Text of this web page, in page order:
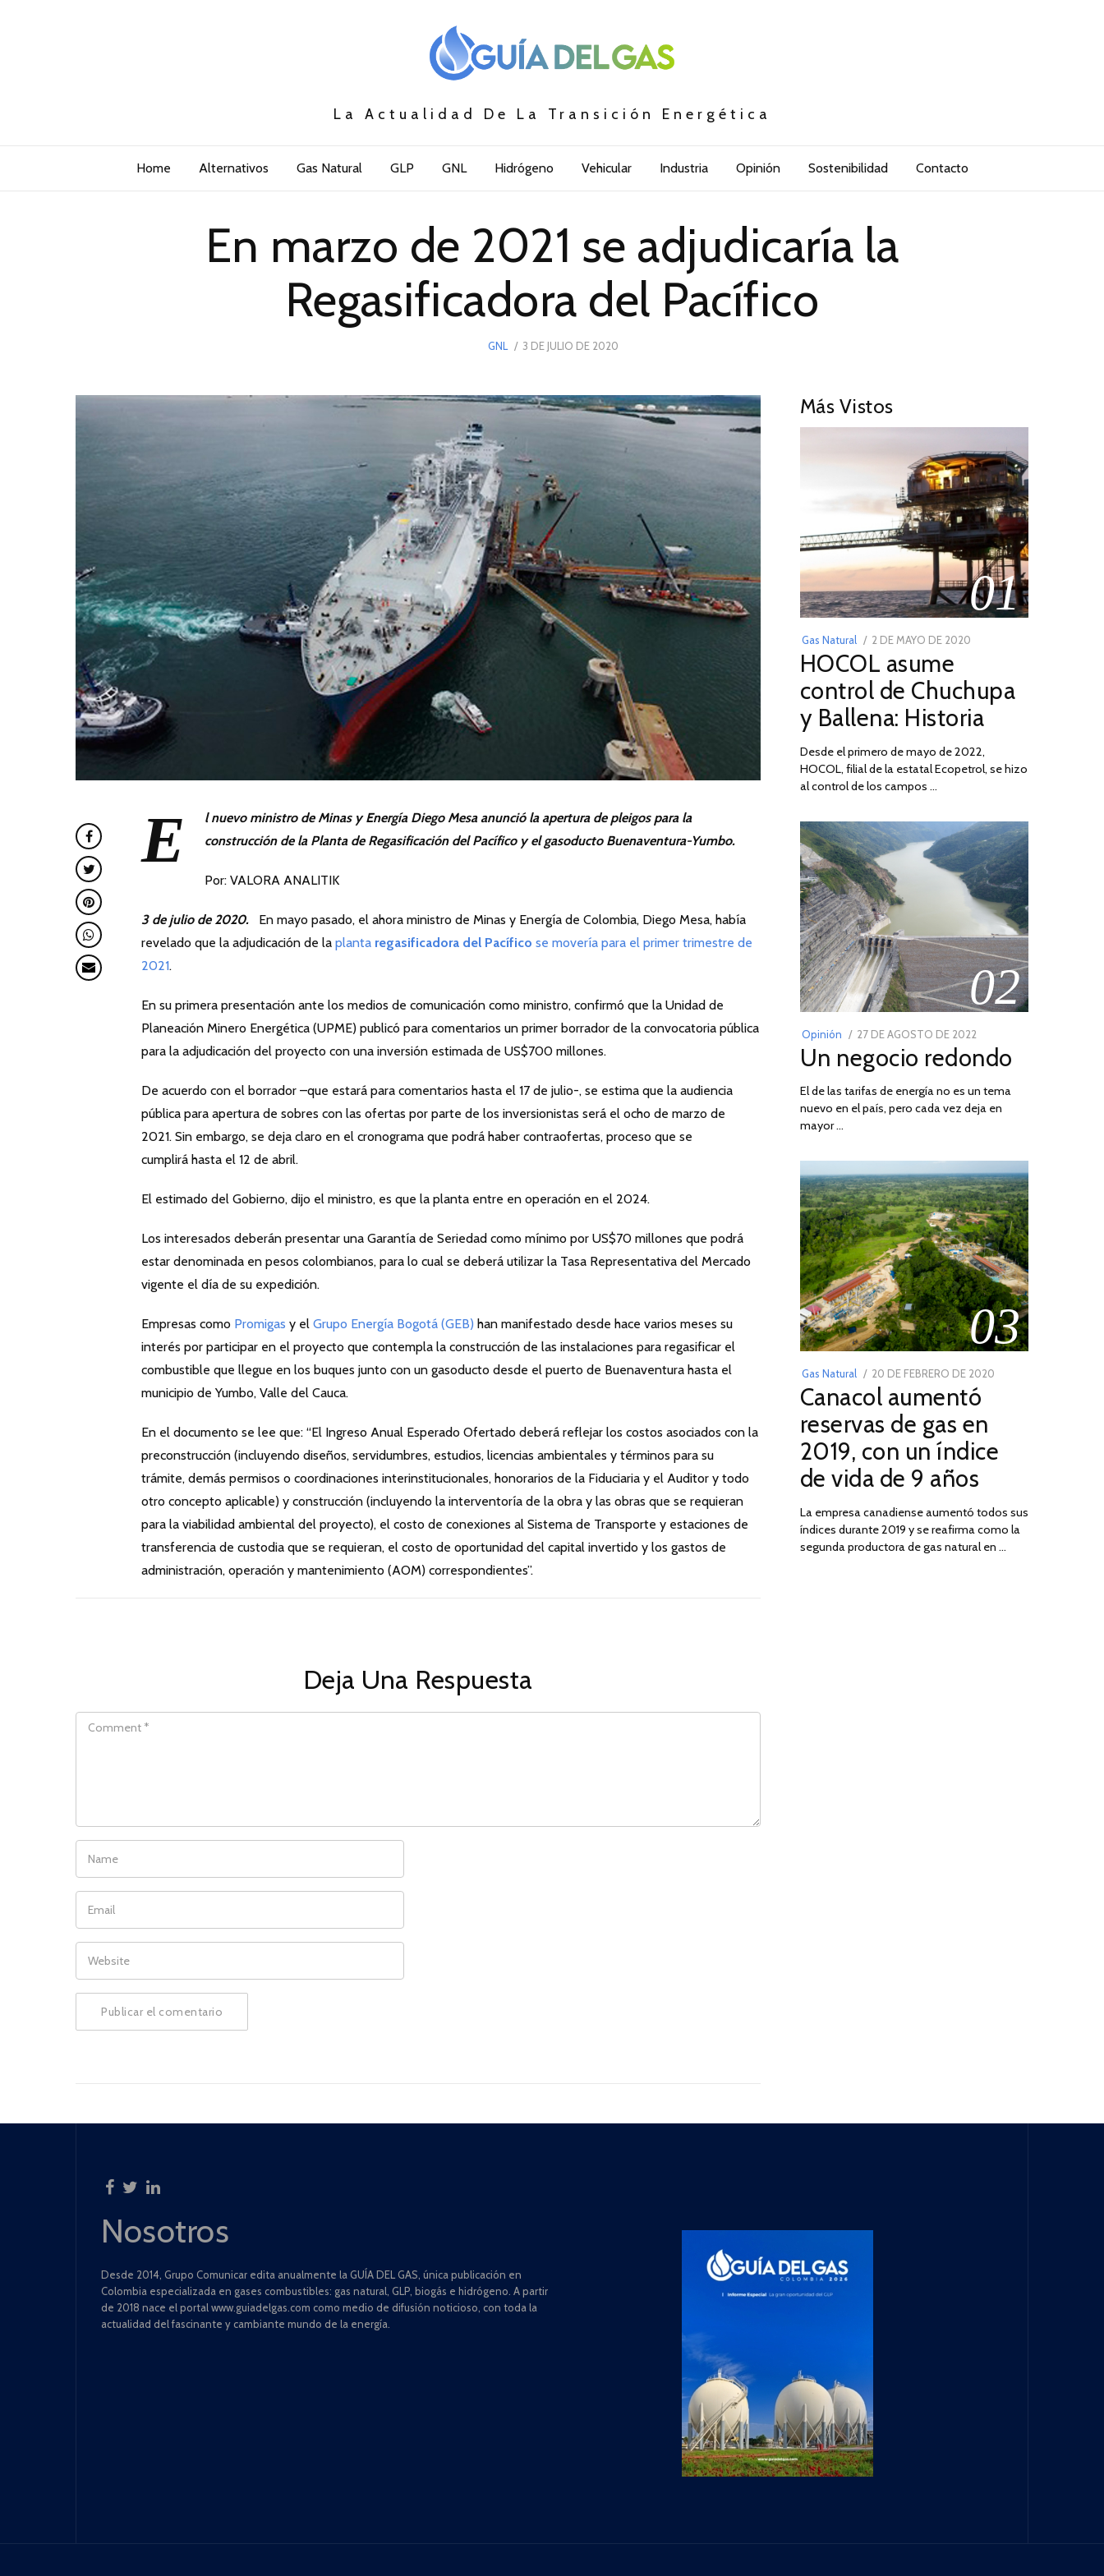
La Actualidad De La Transición Energética
Home Alternativos Gas Natural GLP GNL Hidrógeno Vehicular Industria Opinión Sostenibilidad Contacto
En marzo de 2021 se adjudicaría la
Regasificadora del Pacífico
GNL
POSTED
3 DE JULIO DE 2020
DE
2020
E
l nuevo ministro de Minas y Energía Diego Mesa anunció la apertura de pleigos para la
construcción de la Planta de Regasificación del Pacífico y el gasoducto Buenaventura-Yumbo.
Por: VALORA ANALITIK
3 de julio de 2020. En mayo pasado, el ahora ministro de Minas y Energía de Colombia, Diego Mesa, había
revelado que la adjudicación de la planta regasificadora del Pacífico se movería para el primer trimestre de
2021.
En su primera presentación ante los medios de comunicación como ministro, confirmó que la Unidad de
Planeación Minero Energética (UPME) publicó para comentarios un primer borrador de la convocatoria pública
para la adjudicación del proyecto con una inversión estimada de US$700 millones.
De acuerdo con el borrador –que estará para comentarios hasta el 17 de julio-, se estima que la audiencia
pública para apertura de sobres con las ofertas por parte de los inversionistas será el ocho de marzo de
2021. Sin embargo, se deja claro en el cronograma que podrá haber contraofertas, proceso que se
cumplirá hasta el 12 de abril.
El estimado del Gobierno, dijo el ministro, es que la planta entre en operación en el 2024.
Los interesados deberán presentar una Garantía de Seriedad como mínimo por US$70 millones que podrá
estar denominada en pesos colombianos, para lo cual se deberá utilizar la Tasa Representativa del Mercado
vigente el día de su expedición.
Empresas como Promigas y el Grupo Energía Bogotá (GEB) han manifestado desde hace varios meses su
interés por participar en el proyecto que contempla la construcción de las instalaciones para regasificar el
combustible que llegue en los buques junto con un gasoducto desde el puerto de Buenaventura hasta el
municipio de Yumbo, Valle del Cauca.
En el documento se lee que: “El Ingreso Anual Esperado Ofertado deberá reflejar los costos asociados con la
preconstrucción (incluyendo diseños, servidumbres, estudios, licencias ambientales y términos para su
trámite, demás permisos o coordinaciones interinstitucionales, honorarios de la Fiduciaria y el Auditor y todo
otro concepto aplicable) y construcción (incluyendo la interventoría de la obra y las obras que se requieran
para la viabilidad ambiental del proyecto), el costo de conexiones al Sistema de Transporte y estaciones de
transferencia de custodia que se requieran, el costo de oportunidad del capital invertido y los gastos de
administración, operación y mantenimiento (AOM) correspondientes”.
Deja Una Respuesta
Más Vistos
01
Gas Natural
POSTED
ON
2 DE MAYO DE 2020
DE
2026
HOCOL asume
control de Chuchupa
y Ballena: Historia
Desde el primero de mayo de 2022,
HOCOL, filial de la estatal Ecopetrol, se hizo
al control de los campos …
02
Opinión
POSTED
ON
27 DE AGOSTO DE 2022
DE
DE
2022
Un negocio redondo
El de las tarifas de energía no es un tema
nuevo en el país, pero cada vez deja en
mayor …
03
Gas Natural
POSTED
ON
20 DE FEBRERO DE 2020
2025
Canacol aumentó
reservas de gas en
2019, con un índice
de vida de 9 años
La empresa canadiense aumentó todos sus
índices durante 2019 y se reafirma como la
segunda productora de gas natural en …
Nosotros
Desde 2014, Grupo Comunicar edita anualmente la GUÍA DEL GAS, única publicación en
Colombia especializada en gases combustibles: gas natural, GLP, biogás e hidrógeno. A partir
de 2018 nace el portal www.guiadelgas.com como medio de difusión noticioso, con toda la
actualidad del fascinante y cambiante mundo de la energía.